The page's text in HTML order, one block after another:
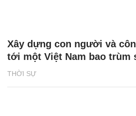
THỜI SỰ
Xây dựng con người và
tới một Việt Nam bao trùm